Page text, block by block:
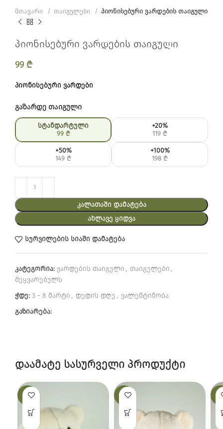
მთავარი თაიგულები პიონისებური ვარდების თაიგული
პიონისებური ვარდების თაიგული
99 ₾
პიონისებური ვარდები
გაზარდე თაიგული
სტანდარტული
99 ₾
+20%
119 ₾
+50%
149 ₾
+100%
198 ₾
ᲙᲐᲚᲐᲗᲐᲨᲘ ᲓᲐᲛᲐᲢᲔᲑᲐ
ᲐᲮᲚᲐᲕᲔ ᲧᲘᲓᲕᲐ
სურვილების სიაში დამატება
კატეგორია: ვარდების თაიგული , თაიგულები ,
შეყვარებულს
ჭდე: 3 - 8 მარტი , დედის დღე , ვალენტინობა
გაზიარება:
დაამატე სასურველი პროდუქტი
-19% -25% -